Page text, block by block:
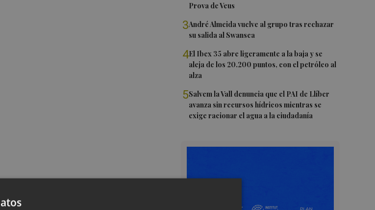
Prova de Veus
3André Almeida vuelve al grupo tras rechazar
su salida al Swansea
4El Ibex 35 abre ligeramente a la baja y se
aleja de los 20.200 puntos, con el petróleo al
alza
5Salvem la Vall denuncia que el PAI de Llíber
avanza sin recursos hídricos mientras se
exige racionar el agua a la ciudadanía